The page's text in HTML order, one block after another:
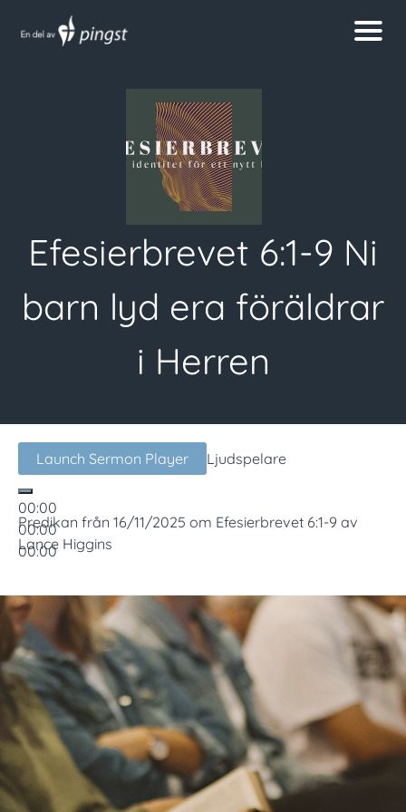
Efesierbrevet 6:1-9 Ni
barn lyd era föräldrar
i Herren
Launch Sermon Player Ljudspelare
00:00
00:00
00:00
Predikan från 16/11/2025 om Efesierbrevet 6:1-9 av
Lance Higgins